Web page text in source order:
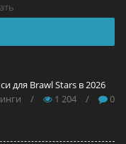
для Brawl Stars в 2026
/ 1 204 / 0